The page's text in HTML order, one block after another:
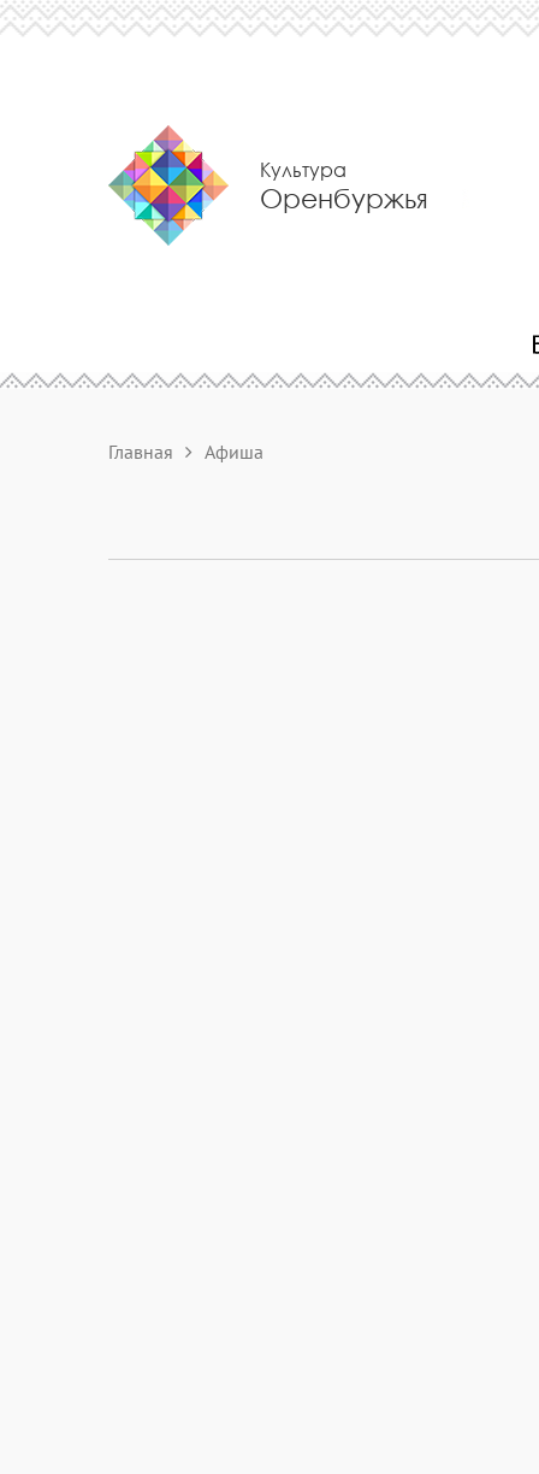
Культура
Оренбуржья
Главная Афиша